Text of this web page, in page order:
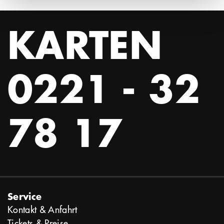
KARTEN
0221 - 32
78 17
Service
Kontakt & Anfahrt